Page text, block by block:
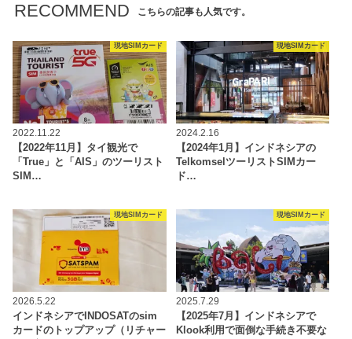
RECOMMEND こちらの記事も人気です。
現地SIMカード
2022.11.22
【2022年11月】タイ観光で
「True」と「AIS」のツーリスト
SIM…
現地SIMカード
2024.2.16
【2024年1月】インドネシアの
TelkomselツーリストSIMカー
ド…
現地SIMカード
2026.5.22
インドネシアでINDOSATのsim
カードのトップアップ（リチャー
現地SIMカード
2025.7.29
【2025年7月】インドネシアで
Klook利用で面倒な手続き不要な